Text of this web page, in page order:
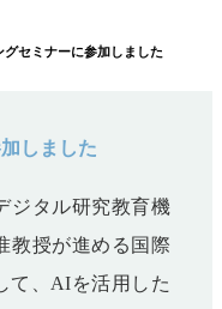
セミナーに参加しました
しました
ジタル研究教育機
教授が進める国際
て、AIを活用した